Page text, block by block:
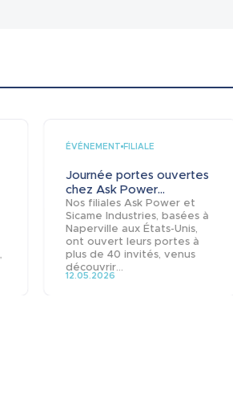
ÉVÉNEMENT FILIALE
Journée portes ouvertes
chez Ask Power...
Nos filiales Ask Power et
Sicame Industries, basées à
Naperville aux États-Unis,
ont ouvert leurs portes à
plus de 40 invités, venus
découvrir...
12.05.2026